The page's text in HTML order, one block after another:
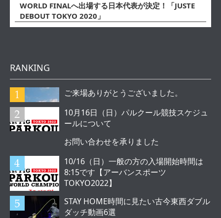
WORLD FINALへ出場する日本代表が決定！「JUSTE
DEBOUT TOKYO 2020」
RANKING
ご来場ありがとうございました。
10月16日（日）パルクール競技スケジュ
ールについて
お問い合わせを承りました
10/16（日）一般の方の入場開始時間は
8:15です【アーバンスポーツ
TOKYO2022】
STAY HOME時間に見たい古今東西ダブル
ダッチ動画6選